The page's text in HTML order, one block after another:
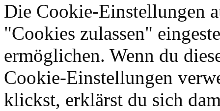
Die Cookie-Einstellungen
"Cookies zulassen"
ermöglichen. Wenn du
Cookie-Einstellungen
klickst, erklärst du sich